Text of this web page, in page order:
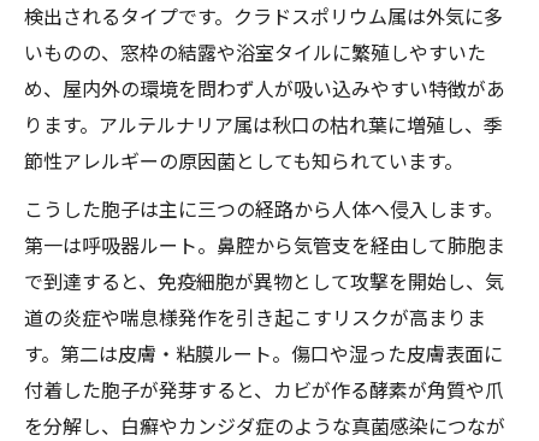
検出されるタイプです。クラドスポリウム属は外気に多
いものの、窓枠の結露や浴室タイルに繁殖しやすいた
め、屋内外の環境を問わず人が吸い込みやすい特徴があ
ります。アルテルナリア属は秋口の枯れ葉に増殖し、季
節性アレルギーの原因菌としても知られています。
こうした胞子は主に三つの経路から人体へ侵入します。
第一は呼吸器ルート。鼻腔から気管支を経由して肺胞ま
で到達すると、免疫細胞が異物として攻撃を開始し、気
道の炎症や喘息様発作を引き起こすリスクが高まりま
す。第二は皮膚・粘膜ルート。傷口や湿った皮膚表面に
付着した胞子が発芽すると、カビが作る酵素が角質や爪
を分解し、白癬やカンジダ症のような真菌感染につなが